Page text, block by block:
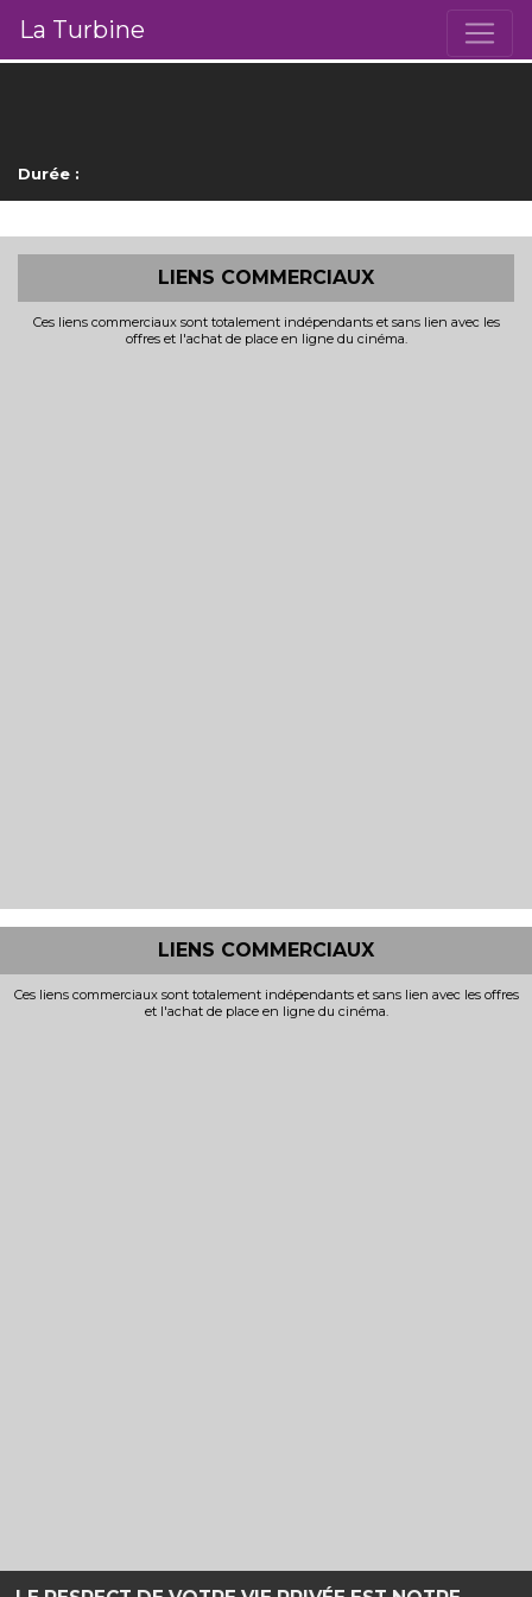
La Turbine
Durée :
LIENS COMMERCIAUX
Ces liens commerciaux sont totalement indépendants et sans lien avec les
offres et l'achat de place en ligne du cinéma.
LIENS COMMERCIAUX
Ces liens commerciaux sont totalement indépendants et sans lien avec les offres
et l'achat de place en ligne du cinéma.